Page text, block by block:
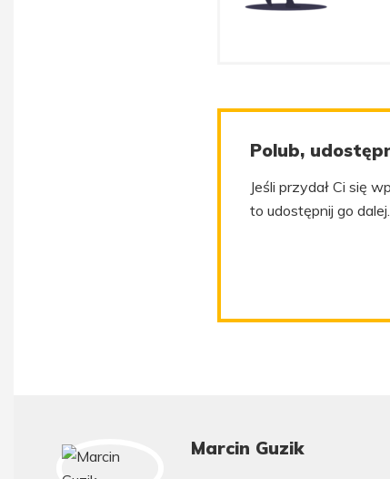
Polub,
Jeśli przydał Ci się
to udostępnij go
Marcin Guzik